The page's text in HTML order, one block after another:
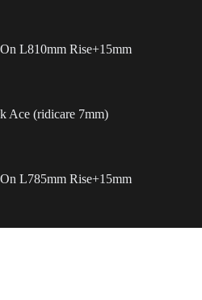
L810mm Rise+15mm
Ace (ridicare 7mm)
L785mm Rise+15mm